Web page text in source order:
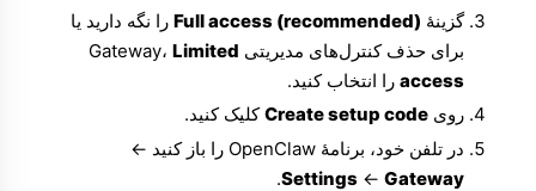
گزینهٔ Full access (recommended) را نگه دارید یا
برای حذف کنترل‌های مدیریتی Gateway، Limited
access را انتخاب کنید.
روی Create setup codeکلیک کنید.
در تلفن خود، برنامهٔ OpenClaw را باز کنید ←
Settings ← Gateway
.